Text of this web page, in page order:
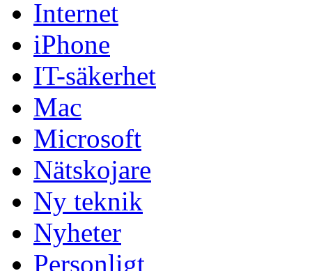
Internet
iPhone
IT-säkerhet
Mac
Microsoft
Nätskojare
Ny teknik
Nyheter
Personligt